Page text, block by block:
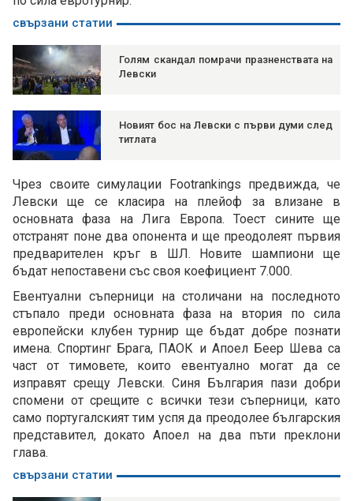
свързани статии
Голям скандал помрачи празненствата на
Левски
Новият бос на Левски с първи думи след
титлата
Чрез своите симулации Footrankings предвижда, че
Левски ще се класира на плейоф за влизане в
основната фаза на Лига Европа. Тоест сините ще
отстранят поне два опонента и ще преодолеят първия
предварителен кръг в ШЛ. Новите шампиони ще
бъдат непоставени със своя коефициент 7.000.
Евентуални съперници на столичани на последното
стъпало преди основната фаза на втория по сила
европейски клубен турнир ще бъдат добре познати
имена. Спортинг Брага, ПАОК и Апоел Беер Шева са
част от тимовете, които евентуално могат да се
изправят срещу Левски. Синя България пази добри
спомени от срещите с всички тези съперници, като
само португалският тим успя да преодолее българския
представител, докато Апоел на два пъти преклони
глава.
свързани статии